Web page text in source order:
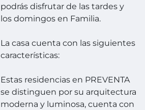
podrás disfrutar de las tardes y
los domingos en Familia.
La casa cuenta con las siguientes
características:
Estas residencias en PREVENTA
se distinguen por su arquitectura
moderna y luminosa, cuenta con